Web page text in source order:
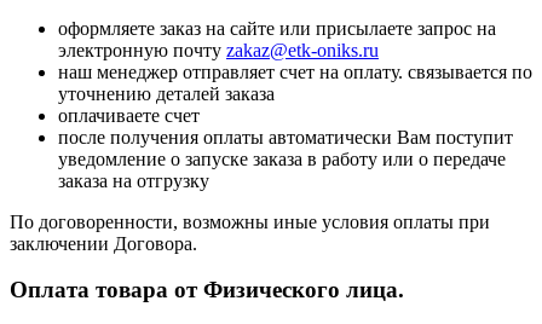
оформляете заказ на сайте или присылаете запрос на
электронную почту zakaz@etk-oniks.ru
наш менеджер отправляет счет на оплату. связывается по
уточнению деталей заказа
оплачиваете счет
после получения оплаты автоматически Вам поступит
уведомление о запуске заказа в работу или о передаче
заказа на отгрузку
По договоренности, возможны иные условия оплаты при
заключении Договора.
Оплата товара от Физического лица.